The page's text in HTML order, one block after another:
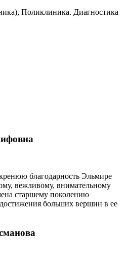
Поликлиника. Диагностика
благодарность Эльмире
вежливому, внимательному
старшему поколению
больших вершин в ее